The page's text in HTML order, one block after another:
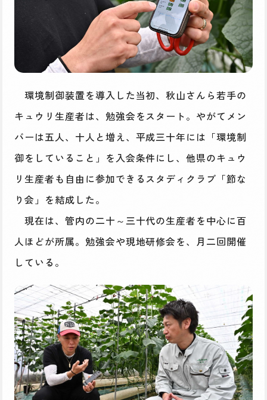
環境制御装置を導入した当初、秋山さんら若手の
キュウリ生産者は、勉強会をスタート。やがてメン
バーは五人、十人と増え、平成三十年には「環境制
御をしていること」を入会条件にし、他県のキュウ
リ生産者も自由に参加できるスタディクラブ「節な
り会」を結成した。
現在は、管内の二十～三十代の生産者を中心に百
人ほどが所属。勉強会や現地研修会を、月二回開催
している。